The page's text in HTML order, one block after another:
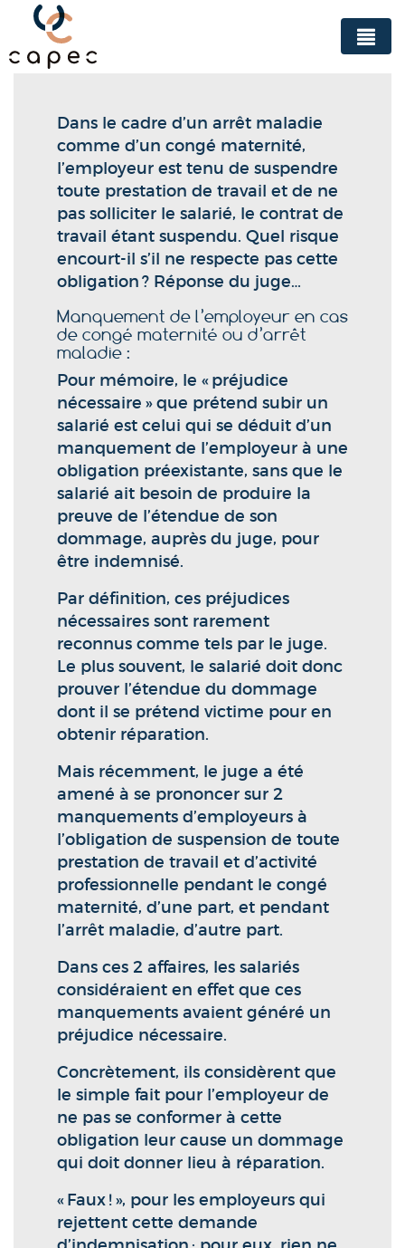
Panneau de gestion des cookies
Dans le cadre d’un arrêt maladie
comme d’un congé maternité,
l’employeur est tenu de suspendre
toute prestation de travail et de ne
pas solliciter le salarié, le contrat de
travail étant suspendu. Quel risque
encourt-il s’il ne respecte pas cette
obligation ? Réponse du juge…
Manquement de l’employeur en cas
de congé maternité ou d’arrêt
maladie :
Pour mémoire, le « préjudice
nécessaire » que prétend subir un
salarié est celui qui se déduit d’un
manquement de l’employeur à une
obligation préexistante, sans que le
salarié ait besoin de produire la
preuve de l’étendue de son
dommage, auprès du juge, pour
être indemnisé.
Par définition, ces préjudices
nécessaires sont rarement
reconnus comme tels par le juge.
Le plus souvent, le salarié doit donc
prouver l’étendue du dommage
dont il se prétend victime pour en
obtenir réparation.
Mais récemment, le juge a été
amené à se prononcer sur 2
manquements d’employeurs à
l’obligation de suspension de toute
prestation de travail et d’activité
professionnelle pendant le congé
maternité, d’une part, et pendant
l’arrêt maladie, d’autre part.
Dans ces 2 affaires, les salariés
considéraient en effet que ces
manquements avaient généré un
préjudice nécessaire.
Concrètement, ils considèrent que
le simple fait pour l’employeur de
ne pas se conformer à cette
obligation leur cause un dommage
qui doit donner lieu à réparation.
« Faux ! », pour les employeurs qui
rejettent cette demande